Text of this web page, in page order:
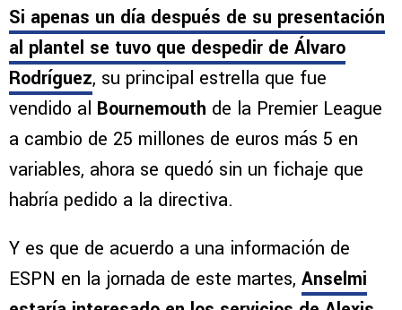
Si apenas un día después de su presentación
al plantel se tuvo que despedir de Álvaro
Rodríguez, su principal estrella que fue
vendido al Bournemouth de la Premier League
a cambio de 25 millones de euros más 5 en
variables, ahora se quedó sin un fichaje que
habría pedido a la directiva.
Y es que de acuerdo a una información de
ESPN en la jornada de este martes, Anselmi